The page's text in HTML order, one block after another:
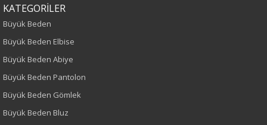
Boy
75
Dokuma
KATEGORİLER
Büyük Beden
Büyük Beden Elbise
Büyük Beden Abiye
Büyük Beden Pantolon
Büyük Beden Gömlek
Büyük Beden Bluz